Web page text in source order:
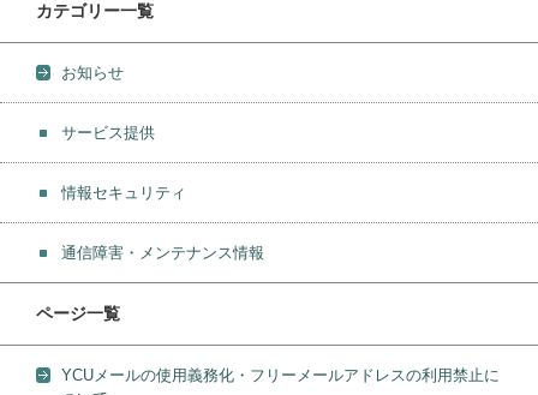
カテゴリー一覧
お知らせ
サービス提供
情報セキュリティ
通信障害・メンテナンス情報
ページ一覧
YCUメールの使用義務化・フリーメールアドレスの利用禁止に